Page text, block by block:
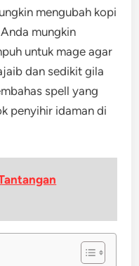
mengubah kopi
mungkin
untuk mage agar
dan sedikit gila
spell yang
penyihir idaman di